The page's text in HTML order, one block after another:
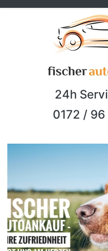
24h
0172 /
Previous